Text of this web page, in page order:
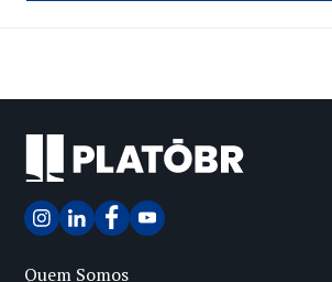
Quem Somos